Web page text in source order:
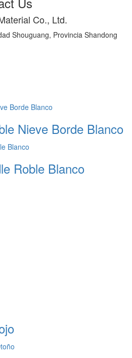
Co., Ltd.
Shouguang, Provincia Shandong
Nieve Borde Blanco
Roble Blanco